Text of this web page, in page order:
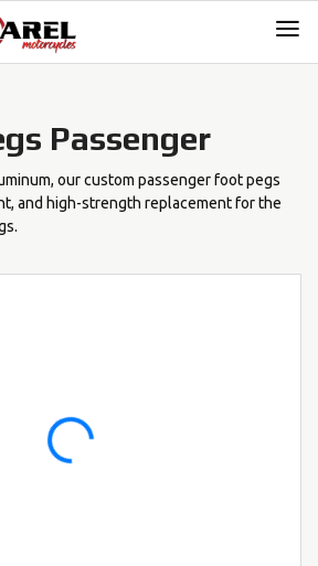
Passenger
our custom passenger foot pegs
and high-strength replacement for the